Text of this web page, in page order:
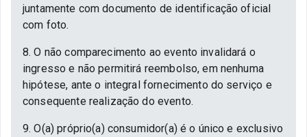
juntamente com documento de identificação oficial
com foto.
8. O não comparecimento ao evento invalidará o
ingresso e não permitirá reembolso, em nenhuma
hipótese, ante o integral fornecimento do serviço e
consequente realização do evento.
9. O(a) próprio(a) consumidor(a) é o único e exclusivo